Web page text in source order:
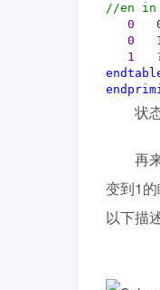
//en
0
0
1
状态
再来
变到1
以下描